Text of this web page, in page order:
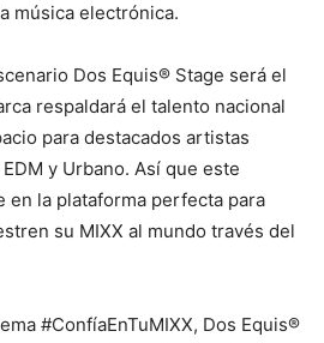
música electrónica.
Dos Equis® Stage será el
respaldará el talento nacional
para destacados artistas
y Urbano. Así que este
en la plataforma perfecta para
su MIXX al mundo través del
#ConfíaEnTuMIXX, Dos Equis®